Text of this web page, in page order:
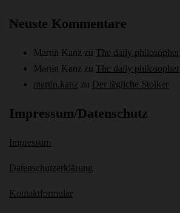
Neuste Kommentare
Martin Kanz zu The daily philosopher
Martin Kanz zu The daily philosopher
martin.kanz zu Der tägliche Stoiker
Impressum/Datenschutz
Impressum
Datenschutzerklärung
Kontaktformular